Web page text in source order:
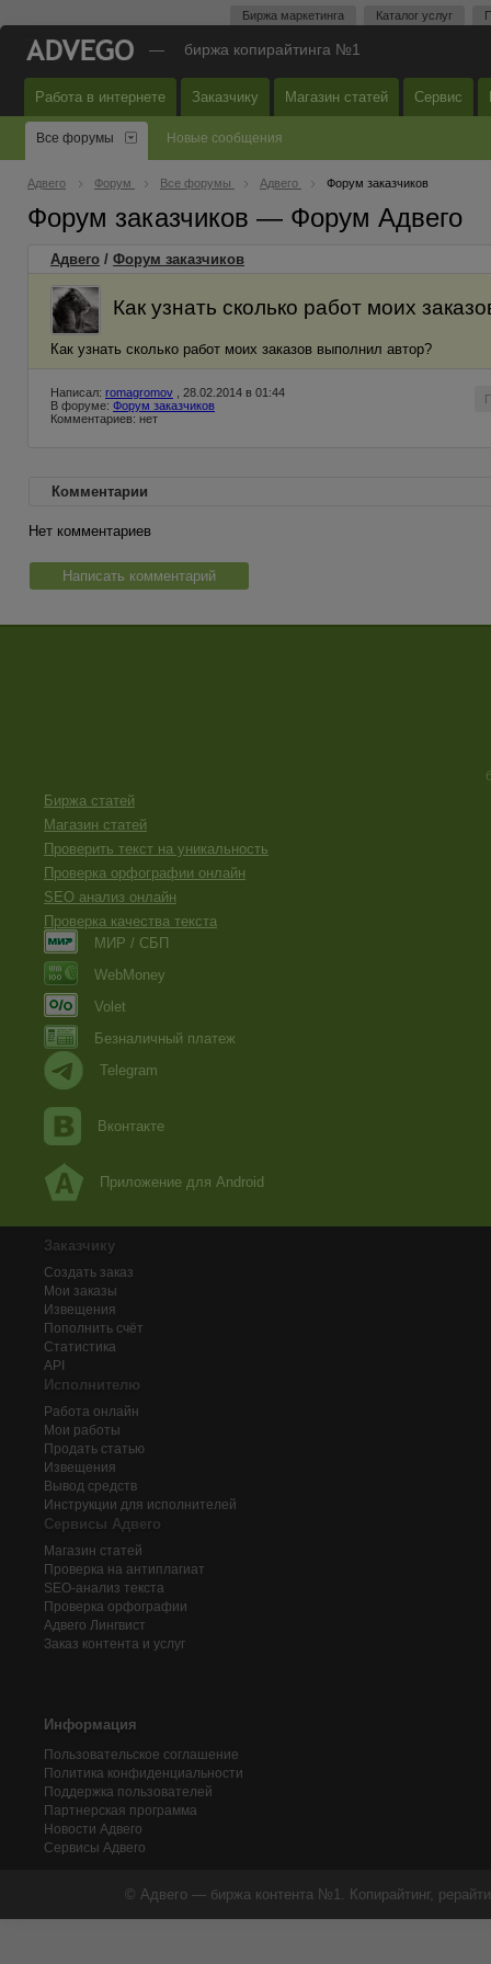
Биржа маркетинга Каталог услуг
— биржа копирайтинга №1
Работа в интернете Заказчику Магазин статей Сервис
Все форумы Новые сообщения
Адвего Форум Все форумы Адвего Форум заказчиков
Форум заказчиков — Форум Адвего
Адвего / Форум заказчиков
Как узнать сколько работ моих
Как узнать сколько работ моих заказов выполнил автор?
Написал: romagromov , 28.02.2014 в 01:44
В форуме: Форум заказчиков
Комментариев: нет
Комментарии
Нет комментариев
Написать комментарий
Биржа статей
Магазин статей
Проверить текст на уникальность
Проверка орфографии онлайн
SEO анализ онлайн
Проверка качества текста
МИР / СБП
WebMoney
Volet
Безналичный платеж
Telegram
Вконтакте
Приложение для Android
Заказчику
Создать заказ
Мои заказы
Извещения
Пополнить счёт
Статистика
API
Исполнителю
Работа онлайн
Мои работы
Продать статью
Извещения
Вывод средств
Инструкции для исполнителей
Сервисы Адвего
Магазин статей
Проверка на антиплагиат
SEO-анализ текста
Проверка орфографии
Адвего Лингвист
Заказ контента и услуг
Информация
Пользовательское соглашение
Политика конфиденциальности
Поддержка пользователей
Партнерская программа
Новости Адвего
Сервисы Адвего
© Адвего — биржа контента №1. Копирайтинг,